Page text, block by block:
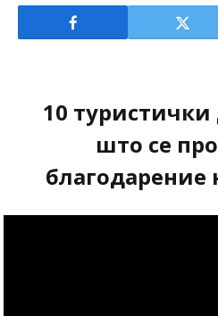
10
што се
благодарение